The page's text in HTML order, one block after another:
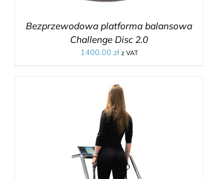
Bezprzewodowa platforma balansowa
Challenge Disc 2.0
1400.00 zł z VAT